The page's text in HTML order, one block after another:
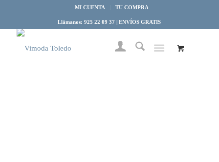
MI CUENTA TU COMPRA
Llámanos: 925 22 09 37 | ENVÍOS GRATIS